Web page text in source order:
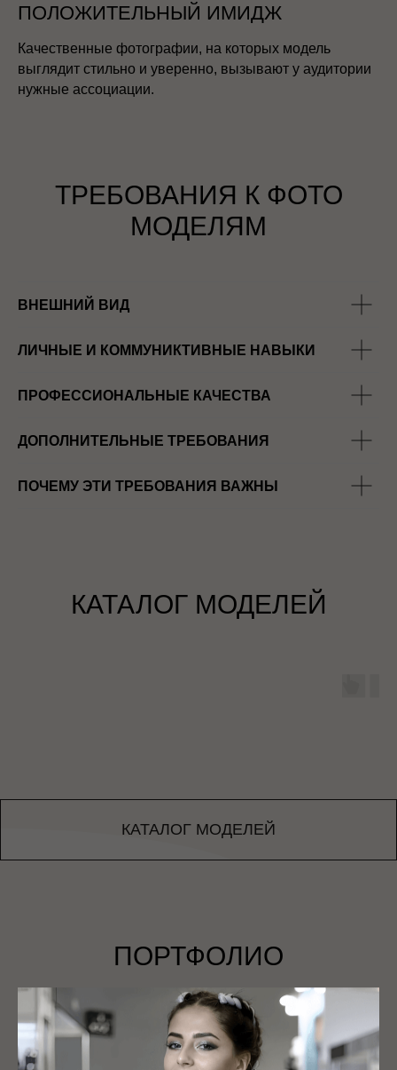
ПОЛОЖИТЕЛЬНЫЙ ИМИДЖ
Качественные фотографии, на которых модель
выглядит стильно и уверенно, вызывают у аудитории
нужные ассоциации.
ТРЕБОВАНИЯ К ФОТО
МОДЕЛЯМ
ВНЕШНИЙ ВИД
ЛИЧНЫЕ И КОММУНИКТИВНЫЕ НАВЫКИ
ПРОФЕССИОНАЛЬНЫЕ КАЧЕСТВА
ДОПОЛНИТЕЛЬНЫЕ ТРЕБОВАНИЯ
ПОЧЕМУ ЭТИ ТРЕБОВАНИЯ ВАЖНЫ
КАТАЛОГ МОДЕЛЕЙ
КАТАЛОГ МОДЕЛЕЙ
ПОРТФОЛИО